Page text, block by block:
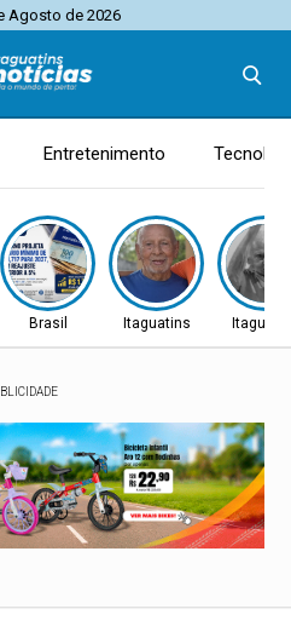
Agosto de 2026
Entretenimento
Brasil Itaguatins